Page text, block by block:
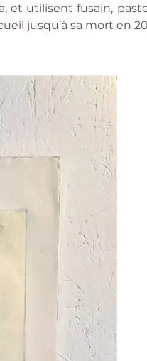
et utilisent fusain,
jusqu’à sa mort en